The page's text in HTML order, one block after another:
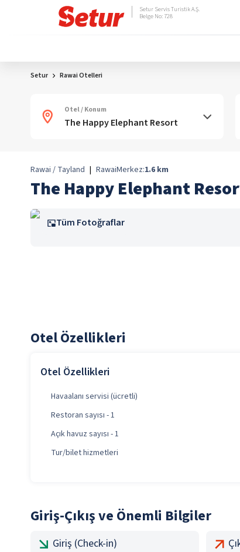
Setur Servis Turistik A.Ş.
Belge No: 728
Setur Rawai Otelleri
Otel / Konum
Rawai / Tayland | RawaiMerkez:1.6 km
The Happy Elephant
Tüm Fotoğraflar
Otel Özellikleri
Otel Özellikleri
Havaalanı servisi (ücretli)
Restoran sayısı - 1
Açık havuz sayısı - 1
Tur/bilet hizmetleri
Giriş-Çıkış ve Önemli Bilgiler
Giriş (Check-in)